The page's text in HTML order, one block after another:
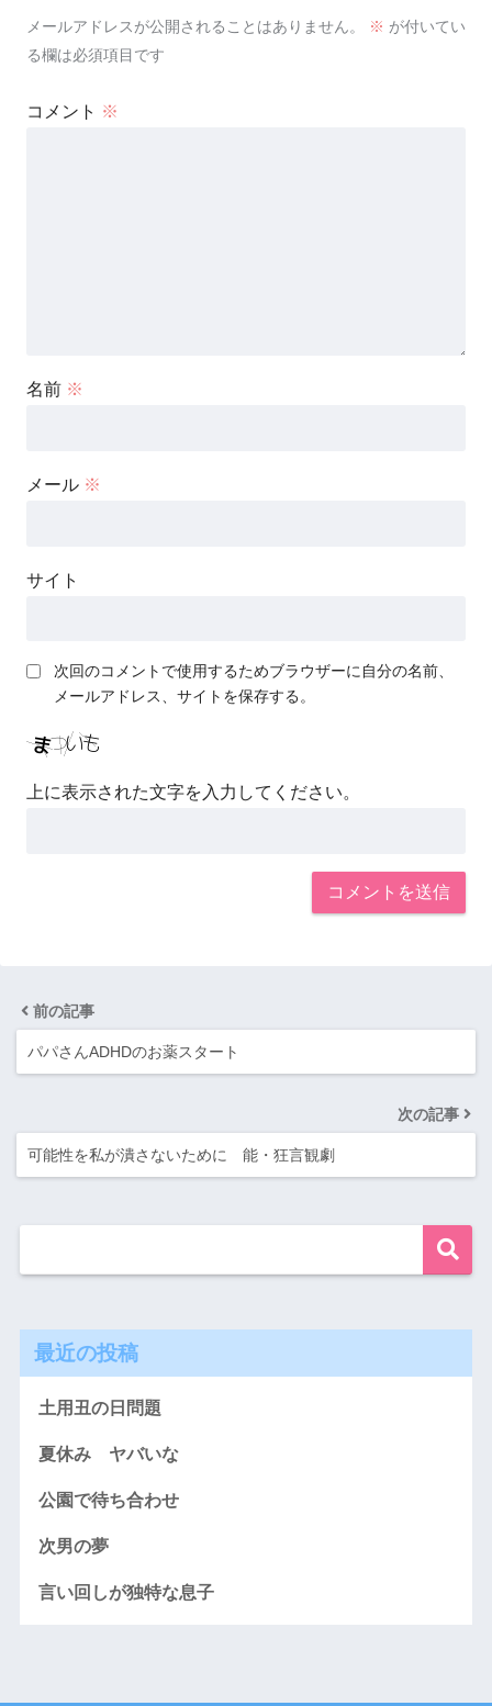
メールアドレスが公開されることはありません。 ※ が付いてい
る欄は必須項目です
コメント ※
名前 ※
メール ※
サイト
次回のコメントで使用するためブラウザーに自分の名前、
メールアドレス、サイトを保存する。
上に表示された文字を入力してください。
前の記事
パパさんADHDのお薬スタート
次の記事
可能性を私が潰さないために 能・狂言観劇
最近の投稿
土用丑の日問題
夏休み ヤバいな
公園で待ち合わせ
次男の夢
言い回しが独特な息子